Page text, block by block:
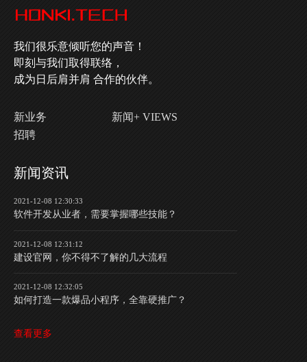
我们很乐意倾听您的声音！
即刻与我们取得联络，
成为日后肩并肩 合作的伙伴。
新业务
新闻+ VIEWS
招聘
新闻资讯
2021-12-08 12:30:33
软件开发从业者，需要掌握哪些技能？
2021-12-08 12:31:12
建设官网，你不得不了解的几大流程
2021-12-08 12:32:05
如何打造一款爆品小程序，全靠硬推广？
查看更多